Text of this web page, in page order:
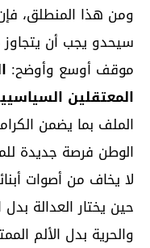
ومن هذا المنطلق،
سيحدو يجب أن
موقف أوسع وأوضح:
المعتقلين
الملف بما يضمن
الوطن فرصة جديدة
لا يخاف من أصوات
حين يختار العدالة بدل
والحرية بدل الألم